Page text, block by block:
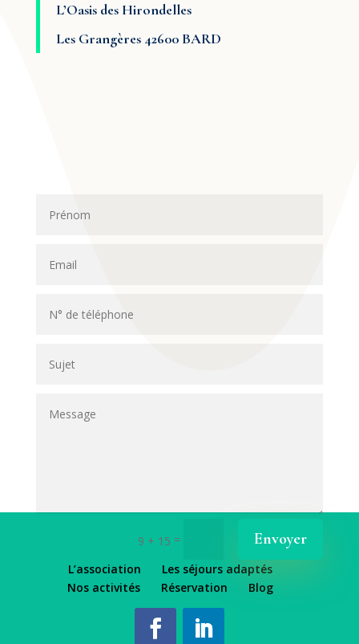
L’Oasis des Hirondelles
Les Grangères 42600 BARD
9 + 15 = Envoyer
L’association
Les séjours adaptés
Nos activités
Réservation Blog